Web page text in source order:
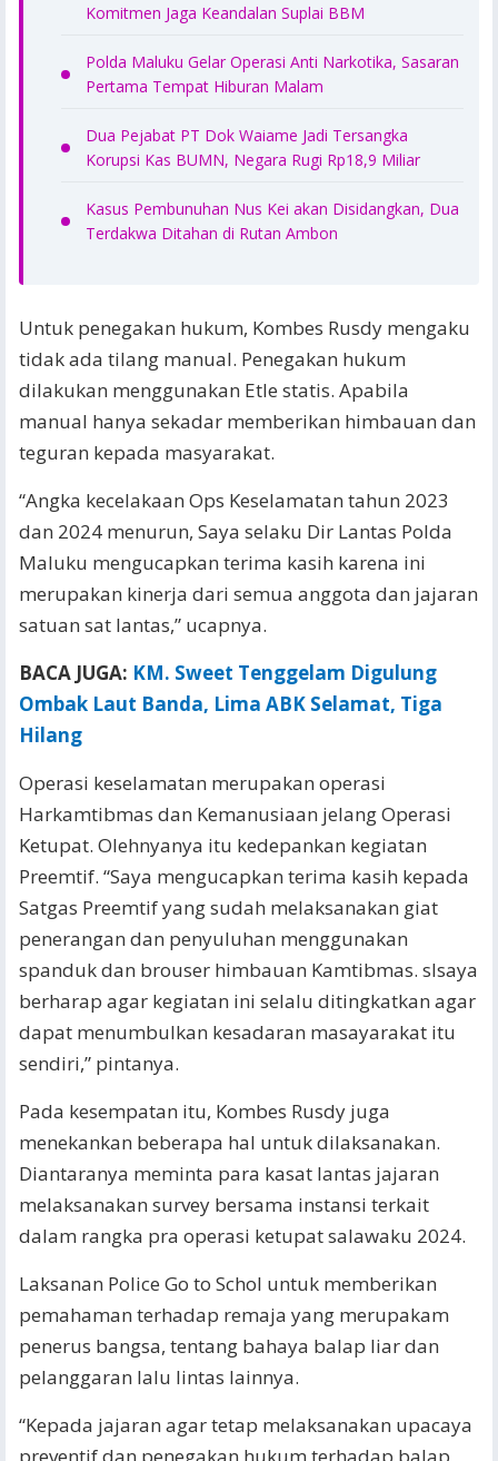
Komitmen Jaga Keandalan Suplai BBM
Polda Maluku Gelar Operasi Anti Narkotika, Sasaran
Pertama Tempat Hiburan Malam
Dua Pejabat PT Dok Waiame Jadi Tersangka
Korupsi Kas BUMN, Negara Rugi Rp18,9 Miliar
Kasus Pembunuhan Nus Kei akan Disidangkan, Dua
Terdakwa Ditahan di Rutan Ambon
Untuk penegakan hukum, Kombes Rusdy mengaku
tidak ada tilang manual. Penegakan hukum
dilakukan menggunakan Etle statis. Apabila
manual hanya sekadar memberikan himbauan dan
teguran kepada masyarakat.
“Angka kecelakaan Ops Keselamatan tahun 2023
dan 2024 menurun, Saya selaku Dir Lantas Polda
Maluku mengucapkan terima kasih karena ini
merupakan kinerja dari semua anggota dan jajaran
satuan sat lantas,” ucapnya.
BACA JUGA: KM. Sweet Tenggelam Digulung
Ombak Laut Banda, Lima ABK Selamat, Tiga
Hilang
Operasi keselamatan merupakan operasi
Harkamtibmas dan Kemanusiaan jelang Operasi
Ketupat. Olehnyanya itu kedepankan kegiatan
Preemtif. “Saya mengucapkan terima kasih kepada
Satgas Preemtif yang sudah melaksanakan giat
penerangan dan penyuluhan menggunakan
spanduk dan brouser himbauan Kamtibmas. slsaya
berharap agar kegiatan ini selalu ditingkatkan agar
dapat menumbulkan kesadaran masayarakat itu
sendiri,” pintanya.
Pada kesempatan itu, Kombes Rusdy juga
menekankan beberapa hal untuk dilaksanakan.
Diantaranya meminta para kasat lantas jajaran
melaksanakan survey bersama instansi terkait
dalam rangka pra operasi ketupat salawaku 2024.
Laksanan Police Go to Schol untuk memberikan
pemahaman terhadap remaja yang merupakam
penerus bangsa, tentang bahaya balap liar dan
pelanggaran lalu lintas lainnya.
“Kepada jajaran agar tetap melaksanakan upacaya